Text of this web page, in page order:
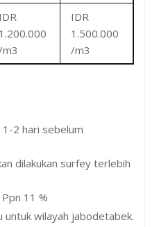
IDR
1.200.000
IDR
1.500.000
/m3
2 hari sebelum
dilakukan surfey terlebih
11 %
wilayah jabodetabek.